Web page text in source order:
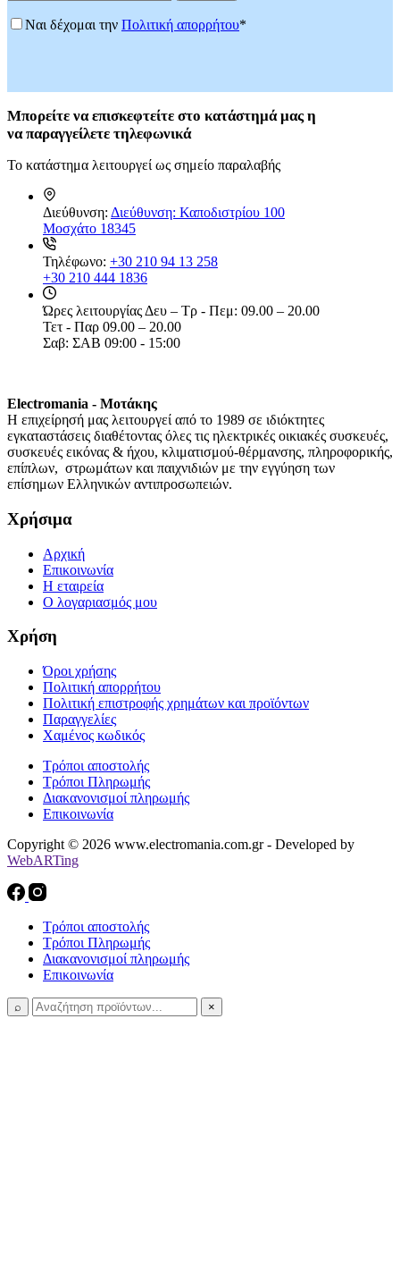
Ναι δέχομαι την Πολιτική απορρήτου*
Μπορείτε να επισκεφτείτε στο κατάστημά μας η
ναπαραγγείλετε τηλεφωνικά
Το κατάστημα λειτουργεί ως σημείο παραλαβής
Διεύθυνση: Διεύθυνση: Καποδιστρίου 100
Μοσχάτο 18345
Τηλέφωνο: +30 210 94 13 258
+30 210 444 1836
Ώρες λειτουργίας Δευ – Τρ - Πεμ: 09.00 – 20.00
Τετ - Παρ 09.00 – 20.00
Σαβ: ΣΑΒ 09:00 - 15:00
Electromania - Μοτάκης
H επιχείρησή μας λειτουργεί από το 1989 σε ιδιόκτητες
εγκαταστάσεις διαθέτοντας όλες τις ηλεκτρικές οικιακές συσκευές,
συσκευές εικόνας & ήχου, κλιματισμού-θέρμανσης, πληροφορικής,
επίπλων, στρωμάτων και παιχνιδιών με την εγγύηση των
επίσημων Ελληνικών αντιπροσωπειών.
Χρήσιμα
Αρχική
Επικοινωνία
Η εταιρεία
Ο λογαριασμός μου
Χρήση
Όροι χρήσης
Πολιτική απορρήτου
Πολιτική επιστροφής χρημάτων και προϊόντων
Παραγγελίες
Χαμένος κωδικός
Τρόποι αποστολής
Τρόποι Πληρωμής
Διακανονισμοί πληρωμής
Επικοινωνία
Copyright © 2026 www.electromania.com.gr - Developed by
WebARTing
Τρόποι αποστολής
Τρόποι Πληρωμής
Διακανονισμοί πληρωμής
Επικοινωνία
⌕ ×